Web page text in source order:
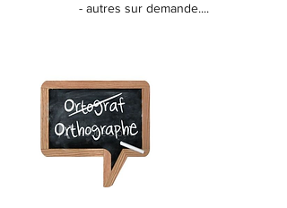
- autres sur demande....